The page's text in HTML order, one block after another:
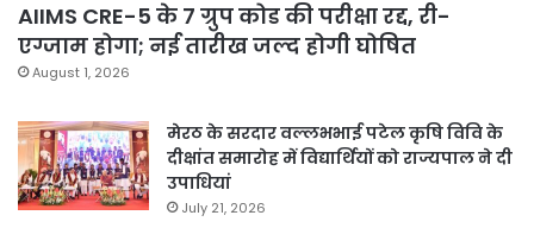
AIIMS CRE-5 के 7 ग्रुप कोड की परीक्षा रद्द, री-
एग्जाम होगा; नई तारीख जल्द होगी घोषित
August 1, 2026
मेरठ के सरदार वल्लभभाई पटेल कृषि विवि के
दीक्षांत समारोह में विद्यार्थियों को राज्यपाल ने दी
उपाधियां
July 21, 2026